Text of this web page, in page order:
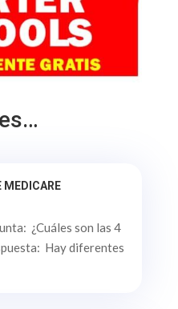
MEDICARE
¿Cuáles son las 4
Hay diferentes